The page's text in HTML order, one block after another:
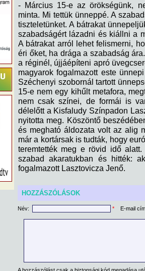
- Március 15-e az örökségünk,
minta. Mi tettük ünneppé. A
tiszteletünket. A bátrakat
szabadságért lázadni és kiállni a
A bátrakat arról lehet felismerni,
éri őket, ha drága a szabadság
a réginél, újjáépíteni apró
magyarok fogalmazott este
Széchenyi szobornál tartott
15-e nem egy kihűlt metafora,
nem csak színei, de formái is
délelőtt a Kisfaludy Színpadon
nyitotta meg. Köszöntő
és megható áldozata volt az alig
már a kortársak is tudták, hogy
teremtették meg e rövid idő
szabad akaratukban és hitték:
fogalmazott Lasztovicza Jenő.
HOZZÁSZÓLÁSOK
Név: * E-mail